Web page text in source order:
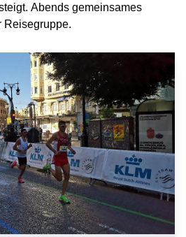
Abends gemeinsames
Reisegruppe.